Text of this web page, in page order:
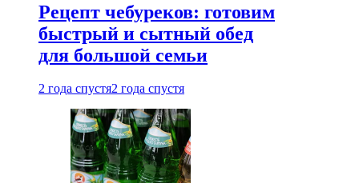
Рецепт чебуреков: готовим
быстрый и сытный обед
для большой семьи
2 года спустя2 года спустя